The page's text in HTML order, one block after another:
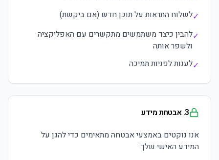
✓לשלוח התראות על תוכן חדש (אם ביקשת)
✓להבין כיצד משתמשים מתקשרים עם האפליקציה
ולשפר אותה
✓לענות לפניות תמיכה
3. אבטחת מידע
אנו נוקטים באמצעי אבטחה מתאימים כדי להגן על
המידע האישי שלך: